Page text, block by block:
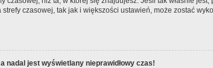
czasowej, tak jak i większości ustawień, może zostać
nadal jest wyświetlany nieprawidłowy czas!